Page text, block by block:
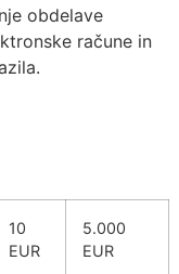
obdelave
račune in
10
EUR
5.000
EUR